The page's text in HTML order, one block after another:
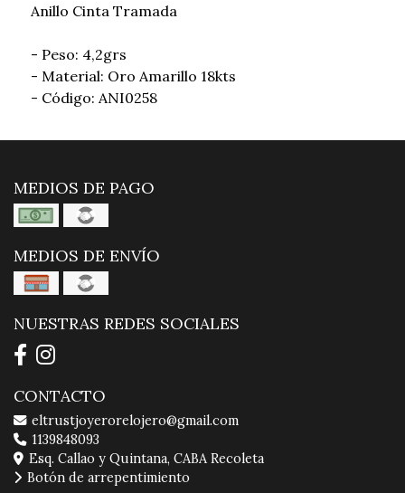
Anillo Cinta Tramada
- Peso: 4,2grs
- Material: Oro Amarillo 18kts
- Código: ANI0258
MEDIOS DE PAGO
MEDIOS DE ENVÍO
NUESTRAS REDES SOCIALES
CONTACTO
eltrustjoyerorelojero@gmail.com
1139848093
Esq. Callao y Quintana, CABA Recoleta
Botón de arrepentimiento